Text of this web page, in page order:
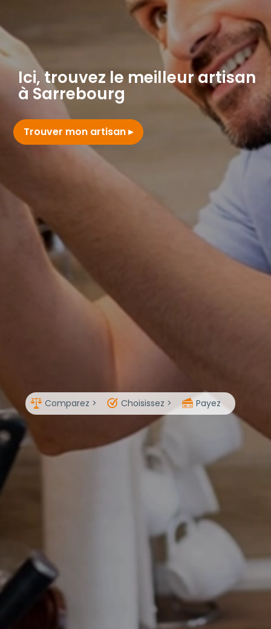
Ici, trouvez le meilleur artisan
à Sarrebourg
Trouver mon artisan
Comparez > Choisissez > Payez